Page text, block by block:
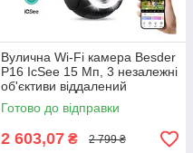
Вулична Wi-Fi камера Besder
P16 IcSee 15 Мп, 3 незалежні
об'єктиви віддалений
перегляд
обертання,сигналізація —
Готово до відправки
2 603,07 ₴ 2 799 ₴